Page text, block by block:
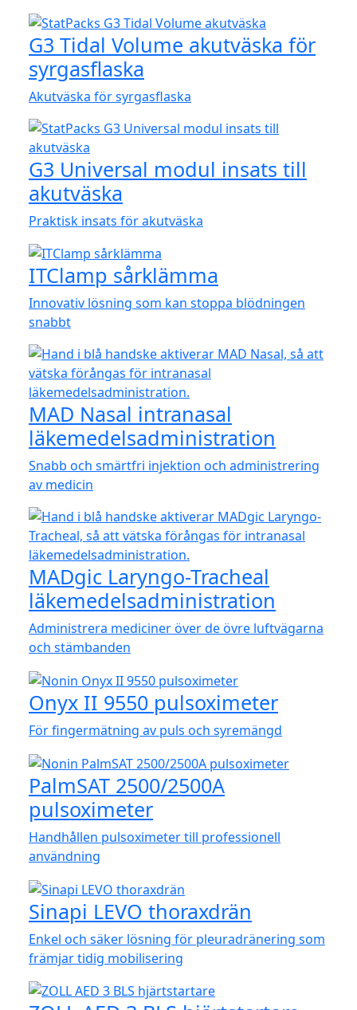
G3 Tidal Volume akutväska för
syrgasflaska
Akutväska för syrgasflaska
G3 Universal modul insats till
akutväska
Praktisk insats för akutväska
ITClamp sårklämma
Innovativ lösning som kan stoppa blödningen
snabbt
MAD Nasal intranasal
läkemedelsadministration
Snabb och smärtfri injektion och administrering
av medicin
MADgic Laryngo-Tracheal
läkemedelsadministration
Administrera mediciner över de övre luftvägarna
och stämbanden
Onyx II 9550 pulsoximeter
För fingermätning av puls och syremängd
PalmSAT 2500/2500A
pulsoximeter
Handhållen pulsoximeter till professionell
användning
Sinapi LEVO thoraxdrän
Enkel och säker lösning för pleuradränering som
främjar tidig mobilisering